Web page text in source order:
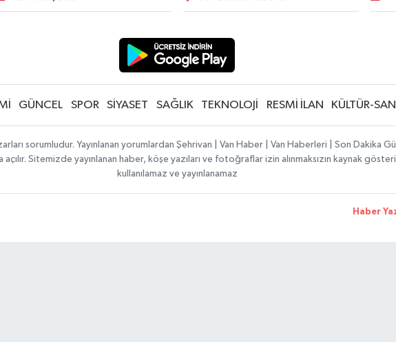
GÜNCEL SPOR SİYASET SAĞLIK TEKNOLOJİ RESMİ İLAN KÜLTÜR-
sorumludur. Yayınlanan yorumlardan Şehrivan | Van Haber | Van Haberleri | Son Dakika
Sitemizde yayınlanan haber, köşe yazıları ve fotoğraflar izin alınmaksızın kaynak
kullanılamaz ve yayınlanamaz
Haber